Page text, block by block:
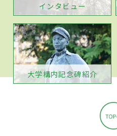
インタビュー
大学構内記念碑紹介